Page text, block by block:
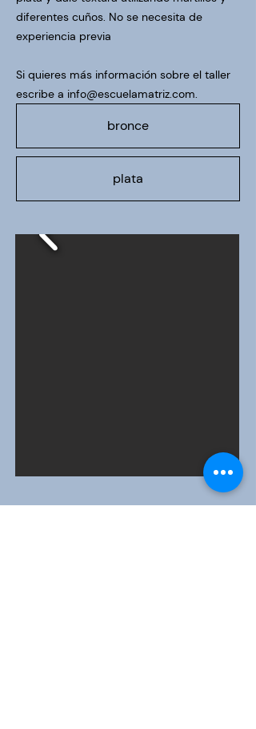
diferentes cuños. No se necesita de
experiencia previa
Si quieres más información sobre el taller
escribe a info@escuelamatriz.com.
bronce
plata